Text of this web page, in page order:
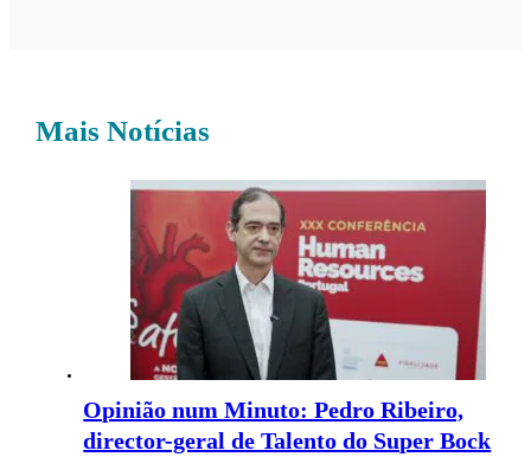
Mais Notícias
Opinião num Minuto: Pedro Ribeiro,
director-geral de Talento do Super Bock